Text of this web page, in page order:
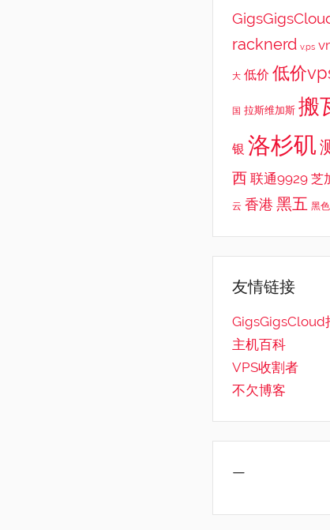
racknerd v.ps
大 低价 低价
国 拉斯维加斯 搬
银 洛杉矶
西 联通9929 芝
云 香港 黑五 黑
友情链接
GigsGigsCloud
主机百科
VPS收割者
不欠博客
—